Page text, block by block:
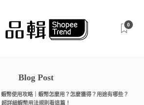
0
Blog Post
蝦幣使用攻略｜蝦幣怎麼用？怎麼獲得？用途有哪些？
超詳細蝦幣用法規則看這篇！